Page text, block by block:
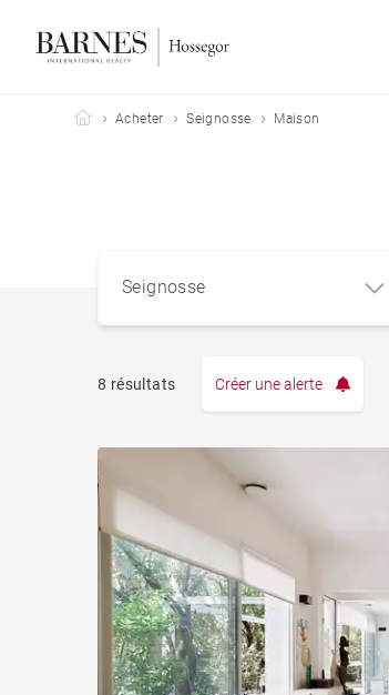
Barnes Hossegor
Acheter Seignosse Maison
Seignosse
Seignosse (40510)
8 résultats Créer une alerte